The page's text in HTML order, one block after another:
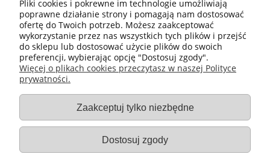
Płatności i dostawa
Gastro-Pol
Moje konto
Pliki cookies i pokrewne im technologie umożliwiają
poprawne działanie strony i pomagają nam dostosować
ofertę do Twoich potrzeb. Możesz zaakceptować
wykorzystanie przez nas wszystkich tych plików i przejść
do sklepu lub dostosować użycie plików do swoich
preferencji, wybierając opcję "Dostosuj zgody".
Więcej o plikach cookies przeczytasz w naszej Polityce
prywatności.
Zaakceptuj tylko niezbędne
Dostosuj zgody